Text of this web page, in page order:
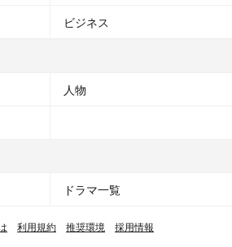
ビジネス
人物
ドラマ一覧
利用規約 推奨環境 採用情報